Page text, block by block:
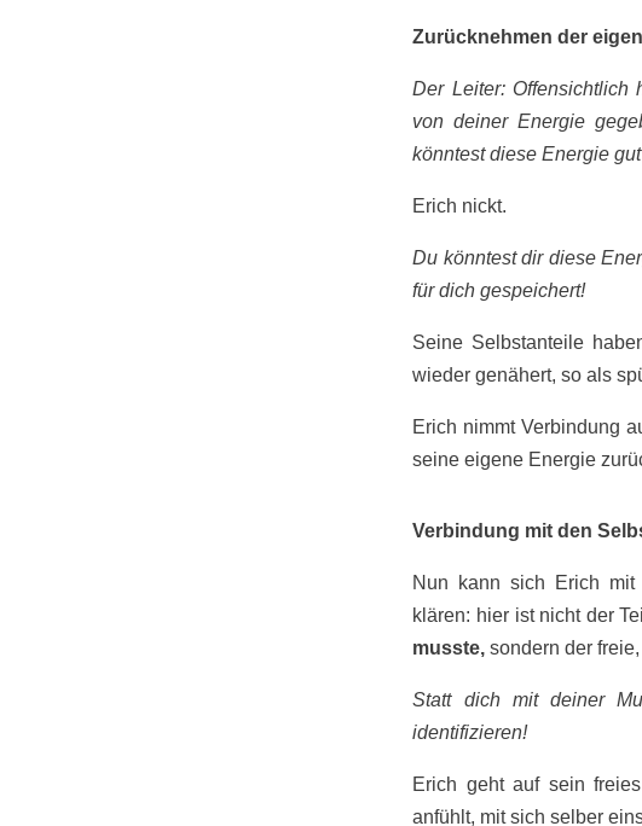
Zurücknehmen der
Der Leiter: Offensichtlich
von deiner Energie
könntest diese Energie
Erich nickt.
Du könntest dir diese
für dich gespeichert!
Seine Selbstanteile
wieder genähert, so als
Erich nimmt Verbindung
seine eigene Energie
Verbindung mit den
Nun kann sich Erich mit
klären: hier ist nicht der
musste,sondern der
Statt dich mit deiner
identifizieren!
Erich geht auf sein
anfühlt, mit sich selber